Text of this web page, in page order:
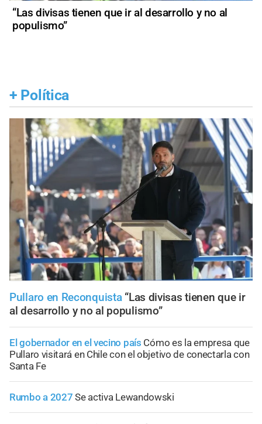
“Las divisas tienen que ir al desarrollo y no al
populismo”
+ Política
Pullaro en Reconquista “Las divisas tienen que ir
al desarrollo y no al populismo”
El gobernador en el vecino país Cómo es la empresa que
Pullaro visitará en Chile con el objetivo de conectarla con
Santa Fe
Rumbo a 2027 Se activa Lewandowski